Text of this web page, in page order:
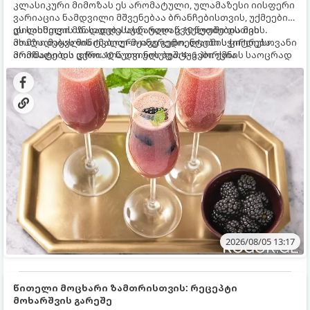
კლასიკური მიმოზას ეს არომატული, ულამაზესი იისფერი
ვარიაცია ნამდვილი მშვენებაა ბრანჩებისთვის, უქმეების
დილისთვის ან სადღესასწაულო წვეულებებისთვის.
ახალი მაყვლის ტკბილ-მჟავე გემო, ლაიმის ციტრუსოვანი
არომატი და ცქრიალა ღვინის ბუშტუკები ქმნის საოცრად
დახვეწილ და მაგრილებელ კოქტეილს.
ეს სასმელი მზადდება სულ რაღაც 10 წუთში და მის
მომზადებას მინიმალური ინგრედიენტები სჭირდება.
მომზადების დრო: 10 წუთი ულუფა: 4–6 პორცია
2026/08/05 13:17
წითელი მოცხარი ზამთრისთვის: რეცეპტი
მოხარშვის გარეშე